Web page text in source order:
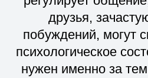
друзья,
побуждений, могут
психологическое
нужен именно за